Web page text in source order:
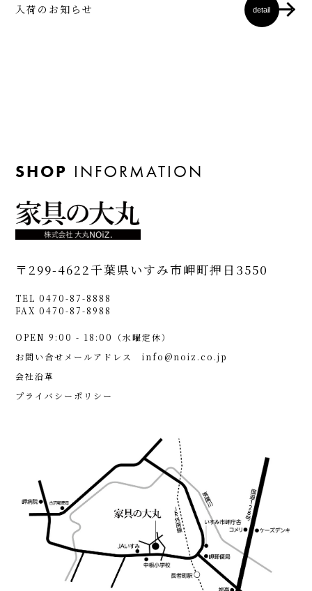
入荷のお知らせ detail
SHOP INFORMATION
〒299-4622千葉県いすみ市岬町押日3550
TEL 0470-87-8888
FAX 0470-87-8988
OPEN 9:00 - 18:00（水曜定休）
お問い合せメールアドレスinfo@noiz.co.jp
会社沿革
プライバシーポリシー